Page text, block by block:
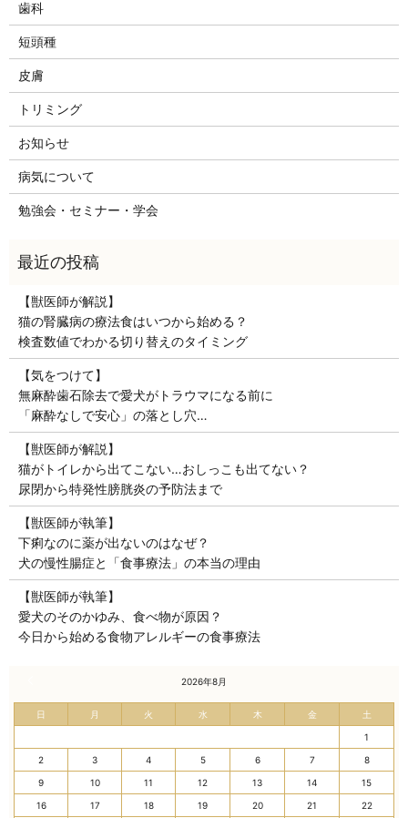
歯科
短頭種
皮膚
トリミング
お知らせ
病気について
勉強会・セミナー・学会
【獣医師が解説】
猫の腎臓病の療法食はいつから始める？
検査数値でわかる切り替えのタイミング
【気をつけて】
無麻酔歯石除去で愛犬がトラウマになる前に
「麻酔なしで安心」の落とし穴…
【獣医師が解説】
猫がトイレから出てこない…おしっこも出てない？
尿閉から特発性膀胱炎の予防法まで
【獣医師が執筆】
下痢なのに薬が出ないのはなぜ？
犬の慢性腸症と「食事療法」の本当の理由
【獣医師が執筆】
愛犬のそのかゆみ、食べ物が原因？
今日から始める食物アレルギーの食事療法
2026年8月
日 月 火 水 木 金 土
1
2 3 4 5 6 7 8
9 10 11 12 13 14 15
16 17 18 19 20 21 22